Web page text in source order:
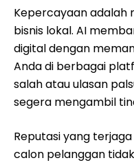
Kepercayaan adalah
bisnis lokal. AI
digital dengan
Anda di berbagai
salah atau ulasan
segera mengambil
Reputasi yang
calon pelanggan